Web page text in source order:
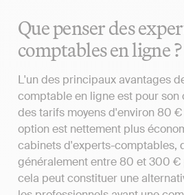
Que penser des
comptables en ligne ?
L'un des principaux avantages
comptable en ligne est pour son
des tarifs moyens d'environ 80
option est nettement plus
cabinets d'experts-comptables,
généralement entre 80 et 300 €
cela peut constituer une